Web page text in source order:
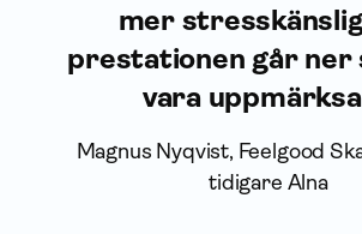
mer
prestationen går ner
vara
Magnus Nyqvist, Feelgood
tidigare Alna